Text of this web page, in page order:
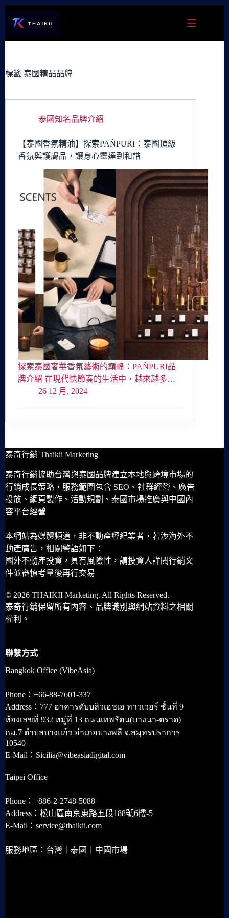
容
標籤 泰國精品品牌
泰國知名品牌介紹
【泰國香氛精油】探索PAÑPURI：泰國頂級
香氛與護膚品，讓身心靈達到和諧
探索泰國奢華香氛藝術的巔峰：PAÑPURI品
牌介紹 在現代快節奏的生活中，越來越多…
26 12 月, 2024
泰奇行銷 Thaikii Marketing
泰奇行銷協助台灣與泰國品牌建立本地與跨境市場的
行銷成長策略，服務範圍包含 SEO、社群經營、廣告
投放、網頁製作、活動規劃、泰國市場推廣與中國內
容平台經營
本網站為媒體頻道，非不動產經紀業者，若涉海外不
動產廣告，相關警語如下：
國外不動產投資，具有風險性，請投資人詳閱行銷文
件並審慎考量後再行交易
© 2026 THAIKII Marketing. All Rights Reserved.
泰奇行銷保留所有內容、品牌識別與網站資料之相關
權利。
聯繫方式
Bangkok Office (VibeAsia)
Phone：+66-88-7601-337
Address：777 อาคารดับบลิวเอชเอ ทาวเวอร์ ชั้นที่ 9
ห้องเลขที่ 932 หมู่ที่ 13 ถนนเทพรัตน(บางนา-ตราด)
กม.7 ตำบลบางแก้ว อำเภอบางพลี จ.สมุทรปราการ
10540
E-Mail：Sicilia@vibeasiadigital.com
Taipei Office
Phone：+886-2-2748-5088
Address：松山區南京東路五段188號6樓-5
E-Mail：service@thaikii.com
服務地區：台灣｜泰國｜中國市場